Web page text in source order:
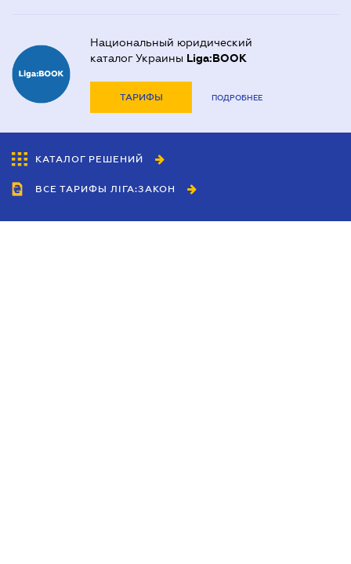
Национальный юридический
каталог Украины Liga:BOOK
ТАРИФЫ ПОДРОБНЕЕ
КАТАЛОГ РЕШЕНИЙ
ВСЕ ТАРИФЫ ЛІГА:ЗАКОН